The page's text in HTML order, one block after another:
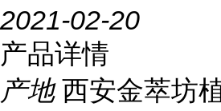
2021-02-20
产品详情
产地 西安金萃坊